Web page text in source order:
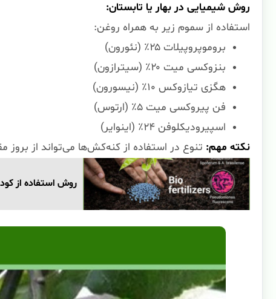
روش شیمیایی در بهار یا تابستان:
استفاده از سموم زیر به همراه روغن:
بروموپروپیلات ۲۵٪ (نئورون)
بنزوکسی میت ۲۰٪ (سیترازون)
هگزی تیازوکس ۱۰٪ (نیسورون)
فن پیروکسی میت ۵٪ (ارتوس)
اسپیرودیکلوفن ۲۴٪ (اینوایر)
نکته مهم: تنوع در استفاده از کنه‌کش‌ها می‌تواند از بروز
روش استفاده از